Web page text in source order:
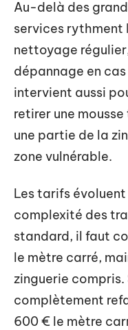
Au-delà des
services rythment
nettoyage
dépannage en cas
intervient aussi
retirer une
une partie de la
zone vulnérable.
Les tarifs
complexité des
standard, il faut
le mètre carré,
zinguerie
complètement
600 € le mètre